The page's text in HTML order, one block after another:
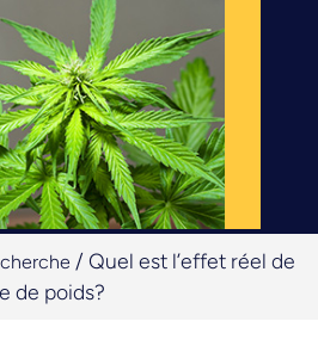
/ Quel est l’effet réel de
de poids?